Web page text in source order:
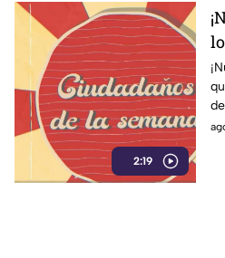
2:19
3